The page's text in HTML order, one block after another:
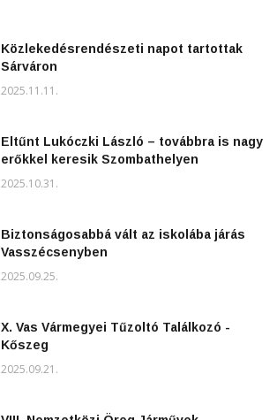
Közlekedésrendészeti napot tartottak
Sárváron
2025.11.11.
Eltűnt Lukóczki László – továbbra is nagy
erőkkel keresik Szombathelyen
2025.10.31.
Biztonságosabbá vált az iskolába járás
Vasszécsenyben
2025.09.25.
X. Vas Vármegyei Tűzoltó Találkozó -
Kőszeg
2025.09.21.